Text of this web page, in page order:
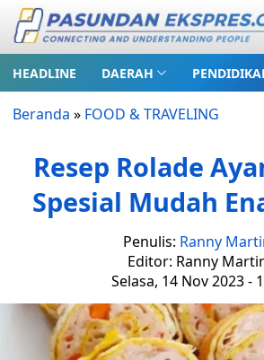
HEADLINE DAERAH
Beranda » FOOD & TRAVELING
Resep Rolade
Spesial Mudah
Penulis: Ranny
Editor: Ranny
Selasa, 14 Nov 2023 -